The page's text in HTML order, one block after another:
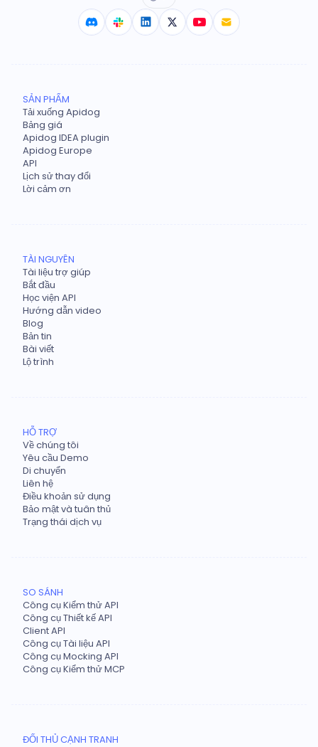
SẢN PHẨM
Tải xuống Apidog
Bảng giá
Apidog IDEA plugin
Apidog Europe
API
Lịch sử thay đổi
Lời cảm ơn
TÀI NGUYÊN
Tài liệu trợ giúp
Bắt đầu
Học viện API
Hướng dẫn video
Blog
Bản tin
Bài viết
Lộ trình
HỖ TRỢ
Về chúng tôi
Yêu cầu Demo
Di chuyển
Liên hệ
Điều khoản sử dụng
Bảo mật và tuân thủ
Trạng thái dịch vụ
SO SÁNH
Công cụ Kiểm thử API
Công cụ Thiết kế API
Client API
Công cụ Tài liệu API
Công cụ Mocking API
Công cụ Kiểm thử MCP
ĐỐI THỦ CẠNH TRANH